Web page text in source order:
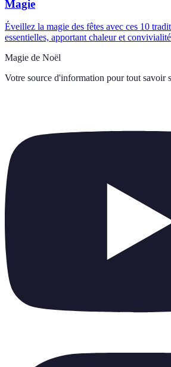
Magie
Éveillez la magie des fêtes avec ces 10
essentielles, apportant chaleur et
Magie de Noël
Votre source d'information pour tout savoir